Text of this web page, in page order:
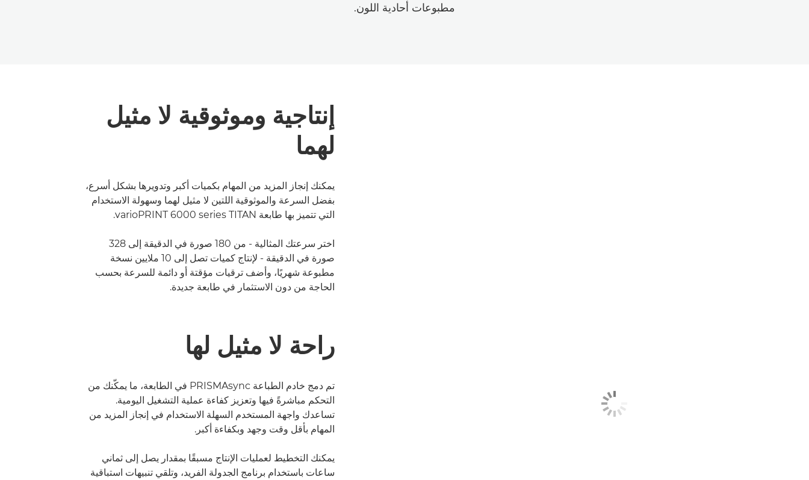
مطبوعات أحادية اللون.
إنتاجية وموثوقية لا مثيل
لهما
يمكنك إنجاز المزيد من المهام بكميات أكبر وتدويرها بشكل أسرع،
بفضل السرعة والموثوقية اللتين لا مثيل لهما وسهولة الاستخدام
التي تتميز بها طابعة varioPRINT 6000 series TITAN.
اختر سرعتك المثالية - من 180 صورة في الدقيقة إلى 328
صورة في الدقيقة - لإنتاج كميات تصل إلى 10 ملايين نسخة
مطبوعة شهريًا، وأضف ترقيات مؤقتة أو دائمة للسرعة بحسب
الحاجة من دون الاستثمار في طابعة جديدة.
راحة لا مثيل لها
تم دمج خادم الطباعة PRISMAsync في الطابعة، ما يمكّنك من
التحكم مباشرةً فيها وتعزيز كفاءة عملية التشغيل اليومية.
تساعدك واجهة المستخدم السهلة الاستخدام في إنجاز المزيد من
المهام بأقل وقت وجهد وبكفاءة أكبر.
يمكنك التخطيط لعمليات الإنتاج مسبقًا بمقدار يصل إلى ثماني
ساعات باستخدام برنامج الجدولة الفريد، وتلقي تنبيهات استباقية